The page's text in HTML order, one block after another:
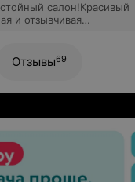
салон!Красивый
и отзывчивая
Виктории просто
Отзывы69